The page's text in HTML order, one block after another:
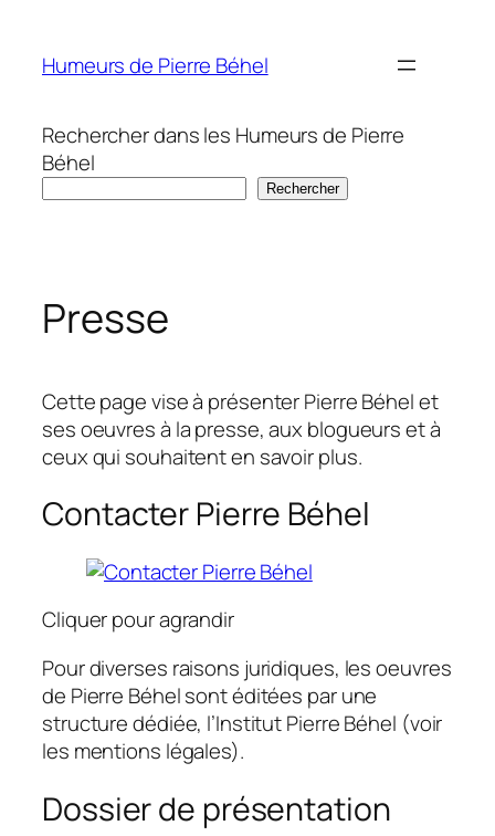
contenu
Humeurs de Pierre Béhel
Rechercher dans les Humeurs de Pierre
Béhel
Rechercher
Presse
Cette page vise à présenter Pierre Béhel et
ses oeuvres à la presse, aux blogueurs et à
ceux qui souhaitent en savoir plus.
Contacter Pierre Béhel
Cliquer pour agrandir
Pour diverses raisons juridiques, les oeuvres
de Pierre Béhel sont éditées par une
structure dédiée, l’Institut Pierre Béhel (voir
les mentions légales).
Dossier de présentation